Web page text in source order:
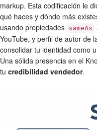
markup. Esta codificación le
qué haces y dónde más
usando propiedades sameAs
YouTube, y perfil de autor de
consolidar tu identidad como
Una sólida presencia en el
tu credibilidad vendedor.